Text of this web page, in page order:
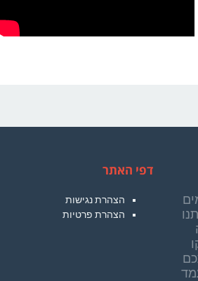
דפי האתר
הצהרת נגישות
הצהרת פרטיות